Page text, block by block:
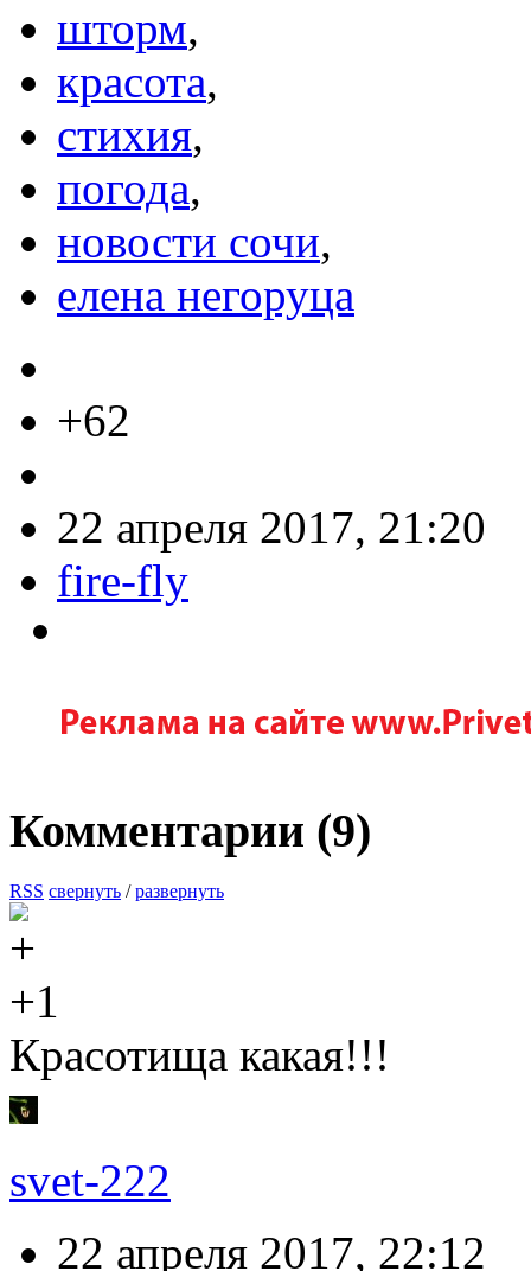
шторм,
красота,
стихия,
погода,
новости сочи,
елена негоруца
+62
22 апреля 2017, 21:20
fire-fly
Комментарии (9)
RSS свернуть /развернуть
+1
Красотища какая!!!
svet-222
22 апреля 2017, 22:12